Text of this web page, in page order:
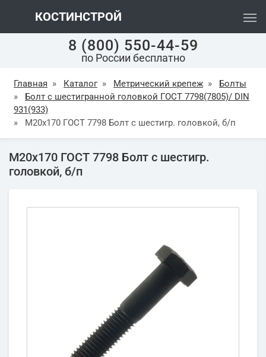
КОСТИНСТРОЙ
8 (800) 550-44-59
по России бесплатно
Главная » Каталог » Метрический крепеж »
Болты
»
Болт с шестигранной головкой ГОСТ 7798(7805)/ DIN
931(933)
»
М20х170 ГОСТ 7798 Болт с шестигр. головкой, б/п
М20х170 ГОСТ 7798 Болт с шестигр.
головкой, б/п